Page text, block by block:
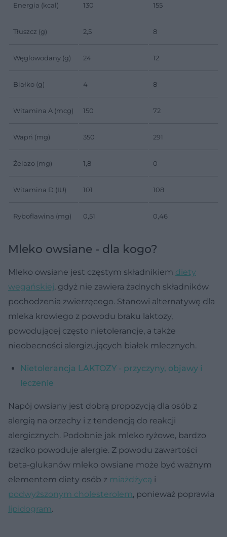
Energia (kcal) 130 155
Tłuszcz (g) 2,5 8
Węglowodany (g) 24 12
Białko (g) 4 8
Witamina A (mcg) 150 72
Wapń (mg) 350 291
Żelazo (mg) 1,8 0
Witamina D (IU) 101 108
Ryboflawina (mg) 0,51 0,46
Mleko owsiane - dla kogo?
Mleko owsiane jest częstym składnikiem diety
wegańskiej, gdyż nie zawiera żadnych składników
pochodzenia zwierzęcego. Stanowi alternatywę dla
mleka krowiego z powodu braku laktozy,
powodującej często nietolerancje, a także
nieobecności alergizujących białek mlecznych.
Nietolerancja LAKTOZY - przyczyny, objawy i
leczenie
Napój owsiany jest dobrą propozycją dla osób z
alergią na orzechy i z tendencją do reakcji
alergicznych. Podobnie jak mleko ryżowe, bardzo
rzadko powoduje alergie. Z powodu zawartości
beta-glukanów mleko owsiane może być ważnym
elementem diety osób z miażdżycą i
podwyższonym cholesterolem, ponieważ poprawia
lipidogram.